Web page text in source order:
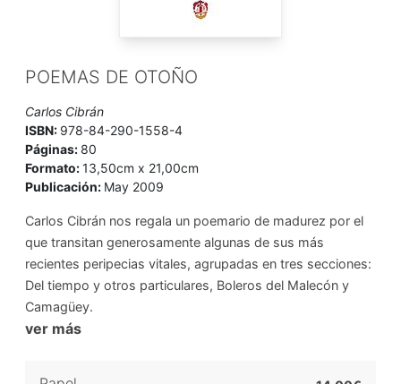
POEMAS DE OTOÑO
Carlos Cibrán
ISBN: 978-84-290-1558-4
Páginas: 80
Formato:13,50cm x 21,00cm
Publicación: May 2009
Carlos Cibrán nos regala un poemario de madurez por el
que transitan generosamente algunas de sus más
recientes peripecias vitales, agrupadas en tres secciones:
Del tiempo y otros particulares, Boleros del Malecón y
Camagüey.
ver más